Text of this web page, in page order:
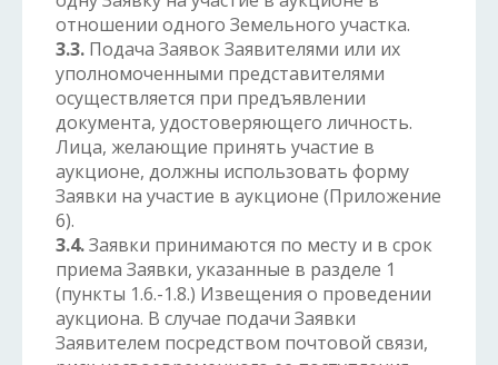
отношении одного Земельного участка.
3.3. Подача Заявок Заявителями или их
уполномоченными представителями
осуществляется при предъявлении
документа, удостоверяющего личность.
Лица, желающие принять участие в
аукционе, должны использовать форму
Заявки на участие в аукционе (Приложение
6).
3.4.Заявки принимаются по месту и в срок
приема Заявки, указанные в разделе 1
(пункты 1.6.-1.8.) Извещения о проведении
аукциона. В случае подачи Заявки
Заявителем посредством почтовой связи,